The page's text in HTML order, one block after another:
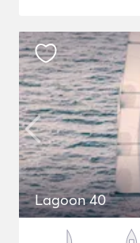
Lagoon 40